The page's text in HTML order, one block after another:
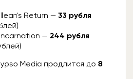
Return — 33 рубля
— 244 рубля
Media продлится до 8